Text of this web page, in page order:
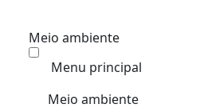
Meio ambiente
Menu principal
Meio ambiente